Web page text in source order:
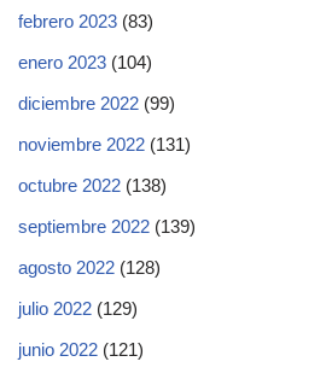
febrero 2023 (83)
enero 2023 (104)
diciembre 2022 (99)
noviembre 2022 (131)
octubre 2022 (138)
septiembre 2022 (139)
agosto 2022 (128)
julio 2022 (129)
junio 2022 (121)